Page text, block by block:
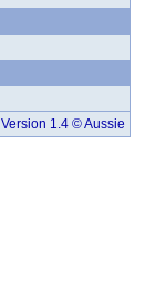
Version 1.4 © Aussie